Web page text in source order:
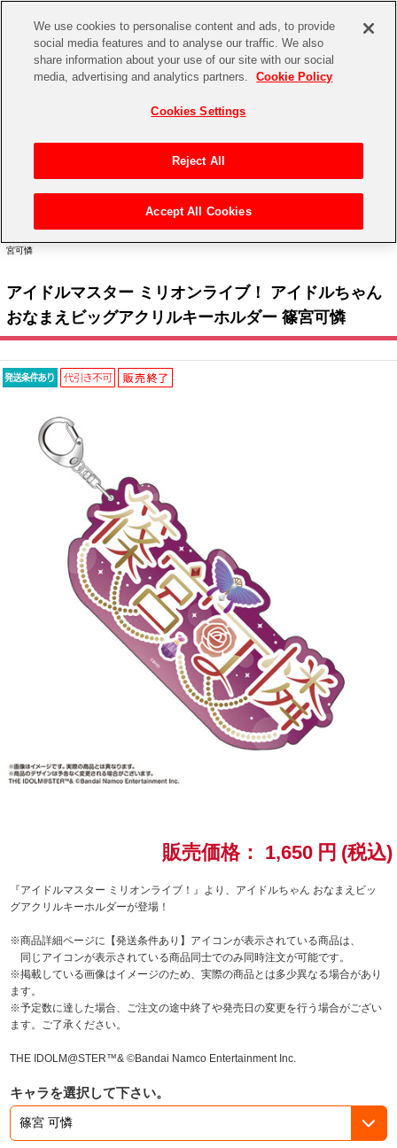
CHANNEL STORE EVENT
ASOBI STORE TOP
ゲーム 電子書籍
CD / Blu-ray
EVENT
ASOBI TICKET
その他先行受付
プレミアム会員とは
アイドルマスターシリーズ
アイドルマスター
学園アイドルマスター
プロジェクトアイマス ヴイアライヴ
テイルズ オブ シリーズ
太鼓の達人
ラブライブ！
ラブライブ！サンシャイン‼
ラブライブ！虹ヶ咲学園スクールアイドル同好会
モフモフパレード
イベントグッズ
トイ・ホビー
アイドルマスター シリーズ>アイドルマスター ミリオンライブ！
宮可憐
アイドルマスター ミリオンライブ！ アイドルちゃん
おなまえビッグアクリルキーホルダー 篠宮可憐
販売価格： 1,650 円 (税込)
『アイドルマスター ミリオンライブ！』より、アイドルちゃん おなまえビッ
グアクリルキーホルダーが登場！
※商品詳細ページに【発送条件あり】アイコンが表示されている商品は、
同じアイコンが表示されている商品同士でのみ同時注文が可能です。
※掲載している画像はイメージのため、実際の商品とは多少異なる場合があり
ます。
※予定数に達した場合、ご注文の途中終了や発売日の変更を行う場合がござい
ます。ご了承ください。
THE IDOLM@STER™& ©Bandai Namco Entertainment Inc.
キャラを選択して下さい。
We use cookies to personalise content and ads, to provide
social media features and to analyse our traffic. We also
share information about your use of our site with our social
media, advertising and analytics partners.
Cookie Policy
Cookies Settings
Reject All
Accept All Cookies